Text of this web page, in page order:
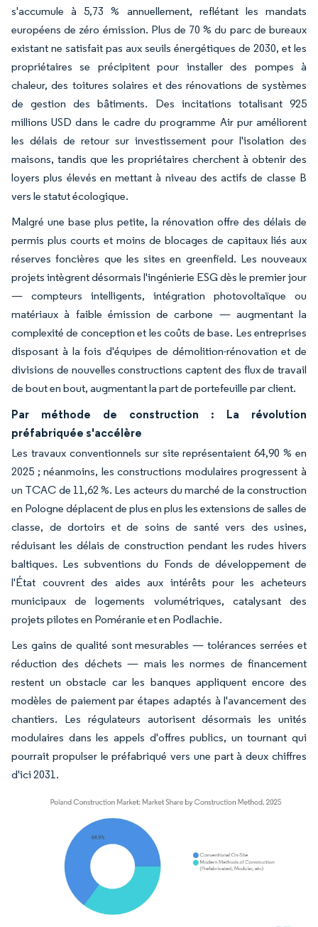
s'accumule à 5,73 % annuellement, reflétant les mandats
européens de zéro émission. Plus de 70 % du parc de bureaux
existant ne satisfait pas aux seuils énergétiques de 2030, et les
propriétaires se précipitent pour installer des pompes à
chaleur, des toitures solaires et des rénovations de systèmes
de gestion des bâtiments. Des incitations totalisant 925
millions USD dans le cadre du programme Air pur améliorent
les délais de retour sur investissement pour l'isolation des
maisons, tandis que les propriétaires cherchent à obtenir des
loyers plus élevés en mettant à niveau des actifs de classe B
vers le statut écologique.
Malgré une base plus petite, la rénovation offre des délais de
permis plus courts et moins de blocages de capitaux liés aux
réserves foncières que les sites en greenfield. Les nouveaux
projets intègrent désormais l'ingénierie ESG dès le premier jour
— compteurs intelligents, intégration photovoltaïque ou
matériaux à faible émission de carbone — augmentant la
complexité de conception et les coûts de base. Les entreprises
disposant à la fois d'équipes de démolition-rénovation et de
divisions de nouvelles constructions captent des flux de travail
de bout en bout, augmentant la part de portefeuille par client.
Par méthode de construction : La révolution
préfabriquée s'accélère
Les travaux conventionnels sur site représentaient 64,90 % en
2025 ; néanmoins, les constructions modulaires progressent à
un TCAC de 11,62 %. Les acteurs du marché de la construction
en Pologne déplacent de plus en plus les extensions de salles de
classe, de dortoirs et de soins de santé vers des usines,
réduisant les délais de construction pendant les rudes hivers
baltiques. Les subventions du Fonds de développement de
l'État couvrent des aides aux intérêts pour les acheteurs
municipaux de logements volumétriques, catalysant des
projets pilotes en Poméranie et en Podlachie.
Les gains de qualité sont mesurables — tolérances serrées et
réduction des déchets — mais les normes de financement
restent un obstacle car les banques appliquent encore des
modèles de paiement par étapes adaptés à l'avancement des
chantiers. Les régulateurs autorisent désormais les unités
modulaires dans les appels d'offres publics, un tournant qui
pourrait propulser le préfabriqué vers une part à deux chiffres
d'ici 2031.